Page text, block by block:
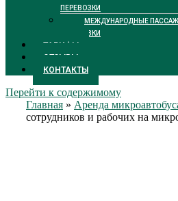
ПЕРЕВОЗКИ
МЕЖДУНАРОДНЫЕ
ПЕРЕВОЗКИ
ТАРИФЫ
ОТЗЫВЫ
КОНТАКТЫ
Перейти к содержимому
Главная » Аренда
сотрудников и рабочих на